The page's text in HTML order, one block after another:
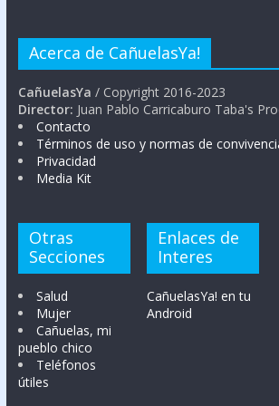
Acerca de CañuelasYa!
CañuelasYa / Copyright 2016-2023
Director: Juan Pablo Carricaburo Taba's
Contacto
Términos de uso y normas de
Privacidad
Media Kit
Otras
Secciones
Salud
Mujer
Cañuelas, mi
pueblo chico
Teléfonos
útiles
Enlaces de
Interes
CañuelasYa! en tu
Android